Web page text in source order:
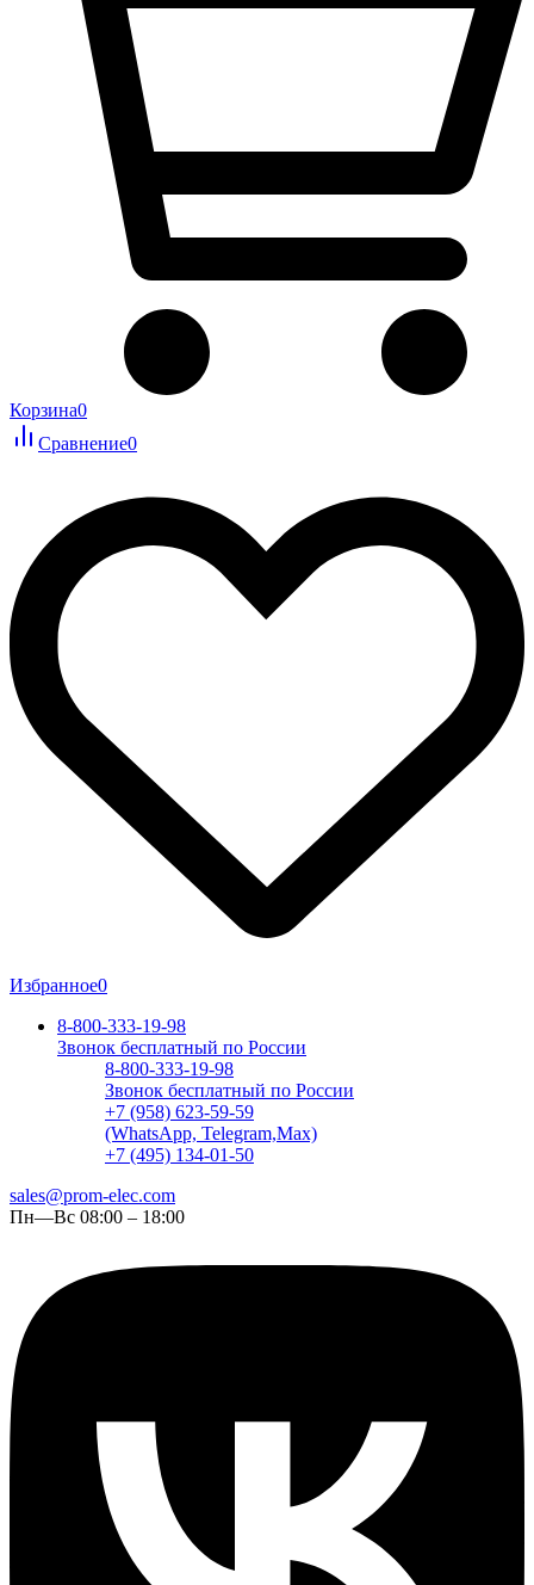
Корзина0
Сравнение0
Избранное0
8-800-333-19-98
Звонок бесплатный по России
8-800-333-19-98
Звонок бесплатный по России
+7 (958) 623-59-59
(WhatsApp, Telegram,Max)
+7 (495) 134-01-50
sales@prom-elec.com
Пн—Вс 08:00 – 18:00